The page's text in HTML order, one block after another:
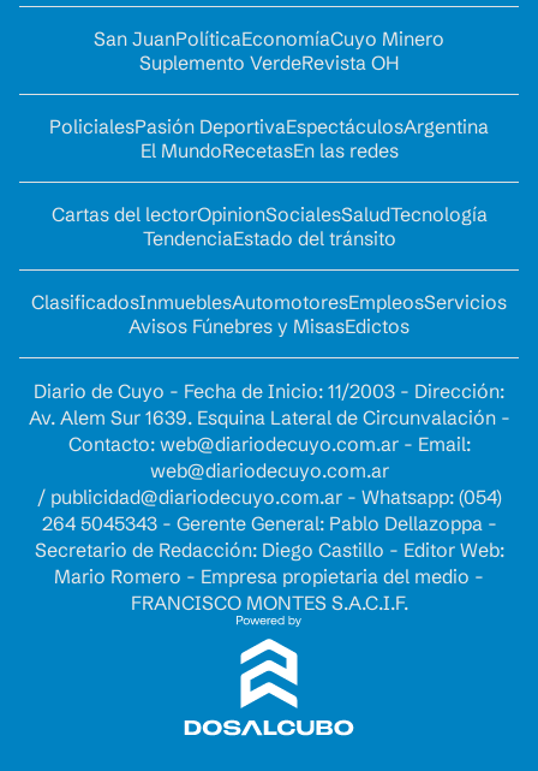
San JuanPolíticaEconomíaCuyo Minero
Suplemento VerdeRevista OH
PolicialesPasión DeportivaEspectáculosArgentina
El MundoRecetasEn las redes
Cartas del lectorOpinionSocialesSaludTecnología
TendenciaEstado del tránsito
ClasificadosInmueblesAutomotoresEmpleosServicios
Avisos Fúnebres y MisasEdictos
Diario de Cuyo - Fecha de Inicio: 11/2003 - Dirección:
Av. Alem Sur 1639. Esquina Lateral de Circunvalación -
Contacto: web@diariodecuyo.com.ar- Email:
web@diariodecuyo.com.ar
/ publicidad@diariodecuyo.com.ar- Whatsapp: (054)
264 5045343 - Gerente General: Pablo Dellazoppa -
Secretario de Redacción: Diego Castillo - Editor Web:
Mario Romero - Empresa propietaria del medio -
FRANCISCO MONTES S.A.C.I.F.